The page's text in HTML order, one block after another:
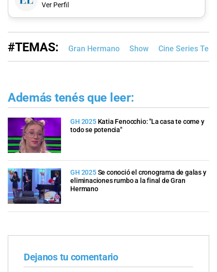
Ver Perfil
#TEMAS: Gran Hermano Show Cine Series
Además tenés que leer:
GH 2025 Katia Fenocchio: "La casa te come y
todo se potencia"
GH 2025Se conoció el cronograma de galas y
eliminaciones rumbo a la final de Gran
Hermano
Dejanos tu comentario